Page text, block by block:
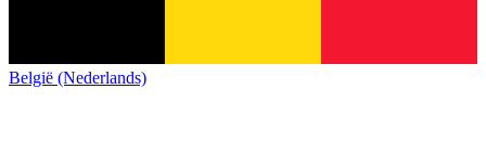
België (Nederlands)